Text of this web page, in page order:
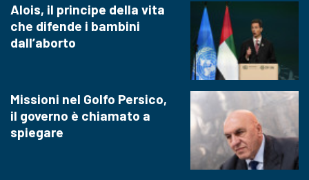
Alois, il principe della vita
che difende i bambini
dall’aborto
Missioni nel Golfo Persico,
il governo è chiamato a
spiegare